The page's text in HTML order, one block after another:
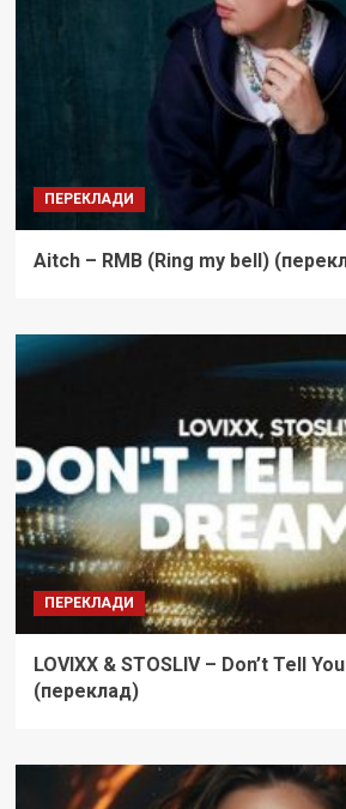
ПЕРЕКЛАДИ
Aitch – RMB (Ring my bell)
ПЕРЕКЛАДИ
LOVIXX & STOSLIV – Don’t Tell
(переклад)